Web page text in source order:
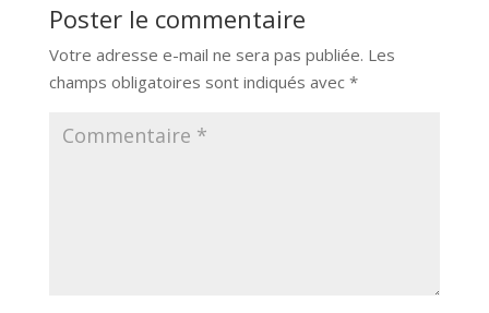
Poster le commentaire
Votre adresse e-mail ne sera pas publiée. Les
champs obligatoires sont indiqués avec *